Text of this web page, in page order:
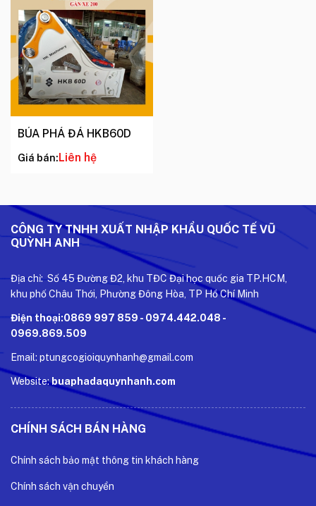
BÚA PHÁ ĐÁ HKB60D
Giá bán: Liên hệ
CÔNG TY TNHH XUẤT NHẬP KHẨU QUỐC TẾ VŨ
QUỲNH ANH
Địa chỉ: Số 45 Đường Đ2, khu TĐC Đại học quốc gia TP.HCM,
khu phố Châu Thới, Phường Đông Hòa, TP Hồ Chí Minh
Điện thoại:0869 997 859 - 0974.442.048 -
0969.869.509
Email: ptungcogioiquynhanh@gmail.com
Website:buaphadaquynhanh.com
CHÍNH SÁCH BÁN HÀNG
Chính sách bảo mật thông tin khách hàng
Chính sách vận chuyển